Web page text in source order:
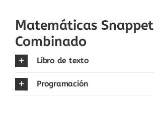
Matemáticas Snappet
Combinado
Libro de texto
Programación